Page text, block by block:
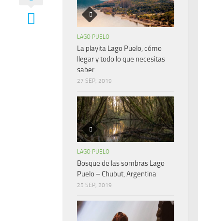
LAGO PUELO
La playita Lago Puelo, cómo
llegar y todo lo que necesitas
saber
27 SEP, 2019
LAGO PUELO
Bosque de las sombras Lago
Puelo – Chubut, Argentina
25 SEP, 2019